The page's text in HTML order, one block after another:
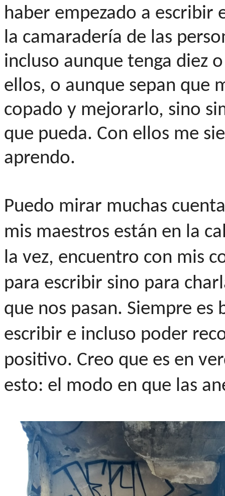
haber empezado a escribir
la camaradería de las
incluso aunque tenga diez
ellos, o aunque sepan que
copado y mejorarlo, sino
que pueda. Con ellos me
aprendo.
Puedo mirar muchas
mis maestros están en la
la vez, encuentro con mis
para escribir sino para
que nos pasan. Siempre
escribir e incluso poder
positivo. Creo que es en
esto: el modo en que las